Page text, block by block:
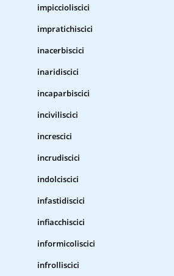
impiccioliscici
impratichiscici
inacerbiscici
inaridiscici
incaparbiscici
inciviliscici
increscici
incrudiscici
indolciscici
infastidiscici
infiacchiscici
informicoliscici
infrolliscici